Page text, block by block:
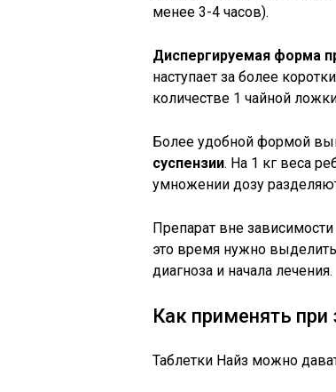
менее 3-4 часов).
Диспергируемая форма
наступает за более
количестве 1 чайной
Более удобной формой
суспензии. На 1 кг веса
умножении дозу
Препарат вне
это время нужно
диагноза и начала лечения.
Как применять при
Таблетки Найз можно